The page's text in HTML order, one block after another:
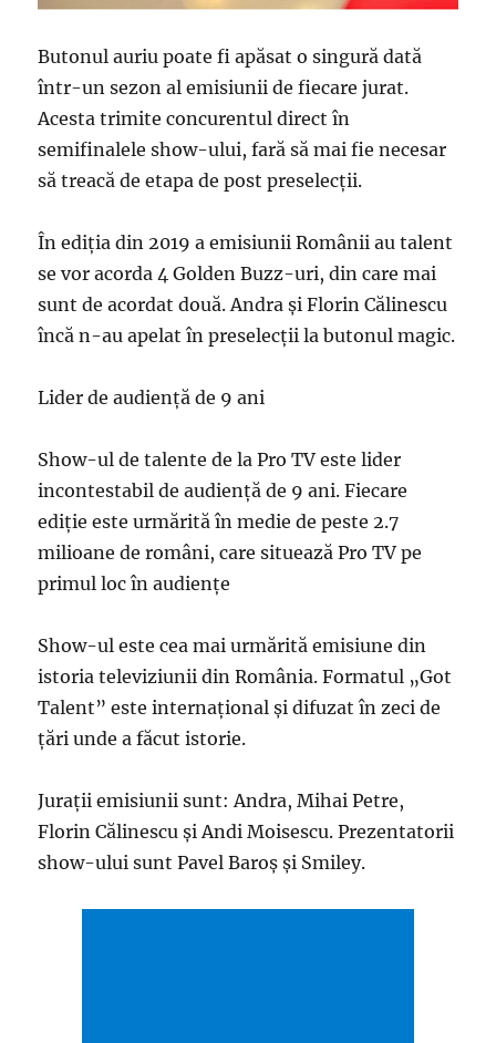
Butonul auriu poate fi apăsat o singură dată
într-un sezon al emisiunii de fiecare jurat.
Acesta trimite concurentul direct în
semifinalele show-ului, fară să mai fie necesar
să treacă de etapa de post preselecții.
În ediția din 2019 a emisiunii Românii au talent
se vor acorda 4 Golden Buzz-uri, din care mai
sunt de acordat două. Andra și Florin Călinescu
încă n-au apelat în preselecții la butonul magic.
Lider de audiență de 9 ani
Show-ul de talente de la Pro TV este lider
incontestabil de audiență de 9 ani. Fiecare
ediție este urmărită în medie de peste 2.7
milioane de români, care situează Pro TV pe
primul loc în audiențe
Show-ul este cea mai urmărită emisiune din
istoria televiziunii din România. Formatul „Got
Talent” este internațional și difuzat în zeci de
țări unde a făcut istorie.
Jurații emisiunii sunt: Andra, Mihai Petre,
Florin Călinescu și Andi Moisescu. Prezentatorii
show-ului sunt Pavel Baroș și Smiley.